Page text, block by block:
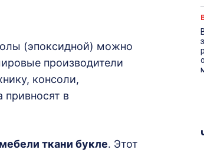
(эпоксидной) можно
производители
консоли,
привносят в
ткани букле. Этот